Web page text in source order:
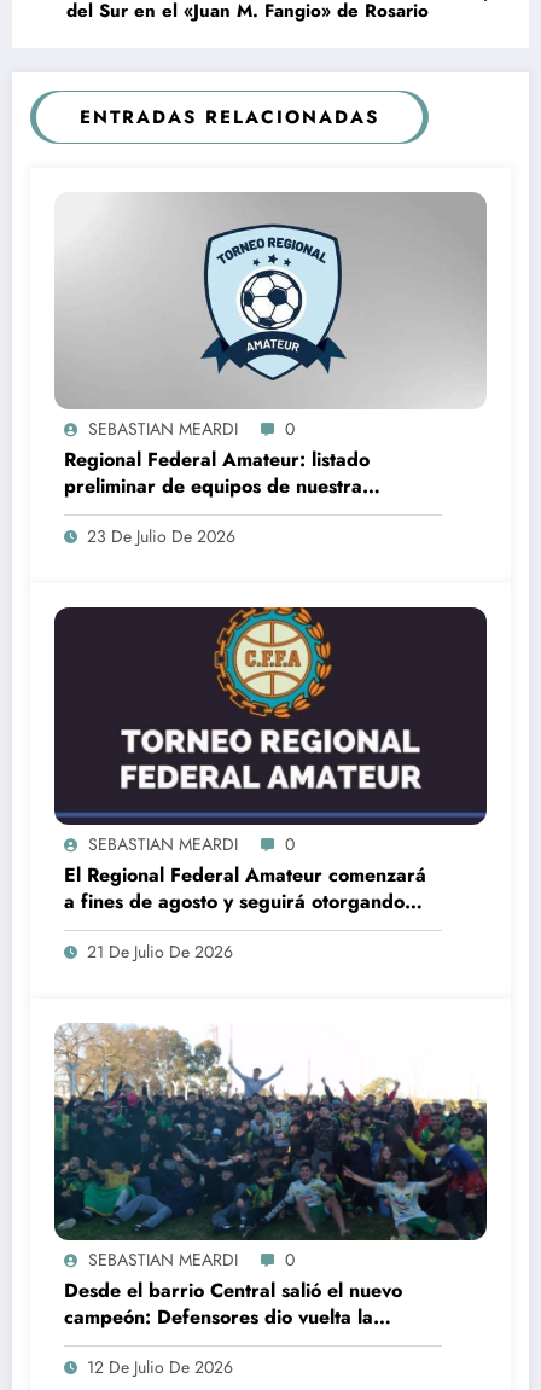
del Sur en el «Juan M. Fangio» de Rosario
ENTRADAS RELACIONADAS
SEBASTIAN MEARDI 0
Regional Federal Amateur: listado
preliminar de equipos de nuestra
provincia que lo jugarán
23 De Julio De 2026
SEBASTIAN MEARDI 0
El Regional Federal Amateur comenzará
a fines de agosto y seguirá otorgando
cuatro ascensos al Torneo Federal A
21 De Julio De 2026
SEBASTIAN MEARDI 0
Desde el barrio Central salió el nuevo
campeón: Defensores dio vuelta la
historia ante El Huracán y se quedó con
el Torneo 6 Ligas
12 De Julio De 2026